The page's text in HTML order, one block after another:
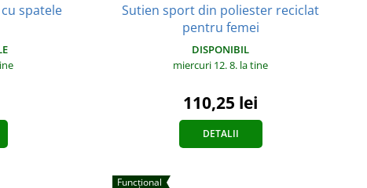
spatele
Sutien sport din poliester reciclat
pentru femei
DISPONIBIL
miercuri 12. 8. la tine
110,25 lei
DETALII
Funcțional